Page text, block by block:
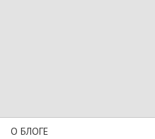
О БЛОГЕ